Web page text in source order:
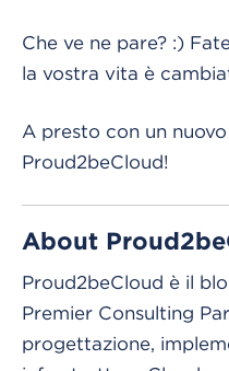
Che ve ne pare? :)
la vostra vita è
A presto con un
Proud2beCloud!
About
Proud2beCloud è il
Premier Consulting
progettazione,